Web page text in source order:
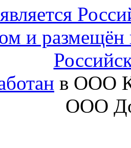
и размещён
в ООО
ООО